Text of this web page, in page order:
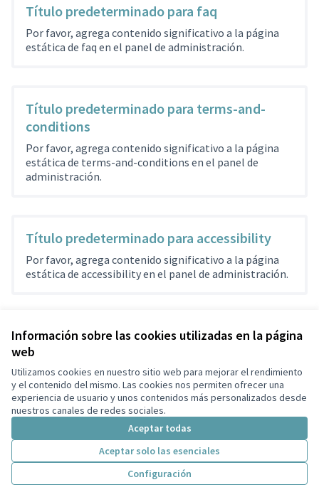
Información sobre las cookies utilizadas en la página
web
Utilizamos cookies en nuestro sitio web para mejorar el rendimiento
y el contenido del mismo. Las cookies nos permiten ofrecer una
experiencia de usuario y unos contenidos más personalizados desde
nuestros canales de redes sociales.
Aceptar todas
Aceptar solo las esenciales
Configuración
Título predeterminado para faq
Por favor, agrega contenido significativo a la página
estática de faq en el panel de administración.
Título predeterminado para terms-and-
conditions
Por favor, agrega contenido significativo a la página
estática de terms-and-conditions en el panel de
administración.
Título predeterminado para accessibility
Por favor, agrega contenido significativo a la página
estática de accessibility en el panel de administración.
Términos y condiciones de uso
Configuración de cookies
Participa Tiana en X
(Enlace externo)
Participa Tiana en Facebook
(Enlace externo)
Participa Tiana en Instagram
(Enlace externo)
Participa Tiana en YouTube
(Enlace externo)
Castellano
Triar la llenguaElegir el idiomaChoose language
Web creada consoftware libre .
Con licencia
(Enlace